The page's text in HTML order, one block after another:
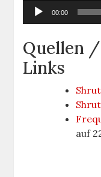
Audio-
Player
00:00
Quellen
Links
auf